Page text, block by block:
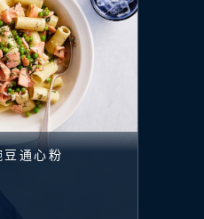
通心粉